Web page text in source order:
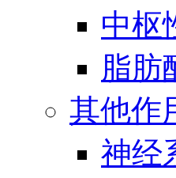
中枢
脂肪
其他作
神经